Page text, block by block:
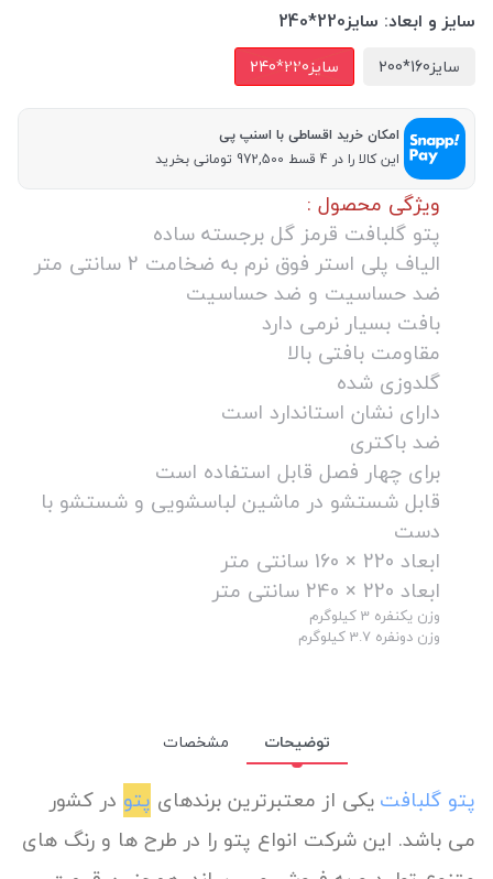
سایز و ابعاد: سایز220*240
سایز160*200 سایز220*240
امکان خرید اقساطی با اسنپ پی
این کالا را در 4 قسط 972,500 تومانی بخرید
ویژگی محصول :
پتو گلبافت قرمز گل برجسته ساده
الیاف پلی استر فوق نرم به ضخامت 2 سانتی متر
ضد حساسیت و ضد حساسیت
بافت بسیار نرمی دارد
مقاومت بافتی بالا
گلدوزی شده
دارای نشان استاندارد است
ضد باکتری
برای چهار فصل قابل استفاده است
قابل شستشو در ماشین لباسشویی و شستشو با
دست
ابعاد 220 × 160 سانتی متر
ابعاد 220 × 240 سانتی متر
وزن یکنفره 3 کیلوگرم
وزن دونفره 3.7 کیلوگرم
توضیحات مشخصات
پتو گلبافتیکی از معتبرترین برندهای پتو در کشور
می باشد. این شرکت انواع پتو را در طرح ها و رنگ های